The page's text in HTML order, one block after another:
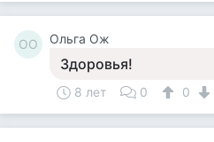
ОО Ольга Ож
Здоровья!
8 лет 0 0